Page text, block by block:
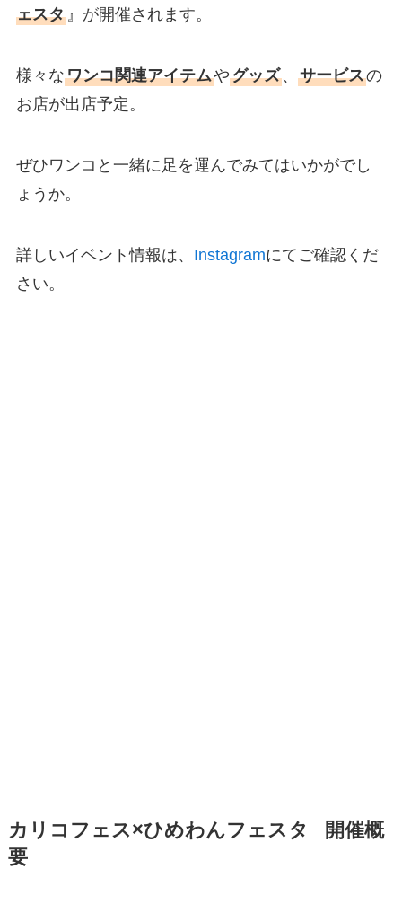
ェスタ』が開催されます。
様々なワンコ関連アイテムやグッズ、 サービスの
お店が出店予定。
ぜひワンコと一緒に足を運んでみてはいかがでし
ょうか。
詳しいイベント情報は、 Instagramにてご確認くだ
さい。
カリコフェス×ひめわんフェスタ 開催概
要